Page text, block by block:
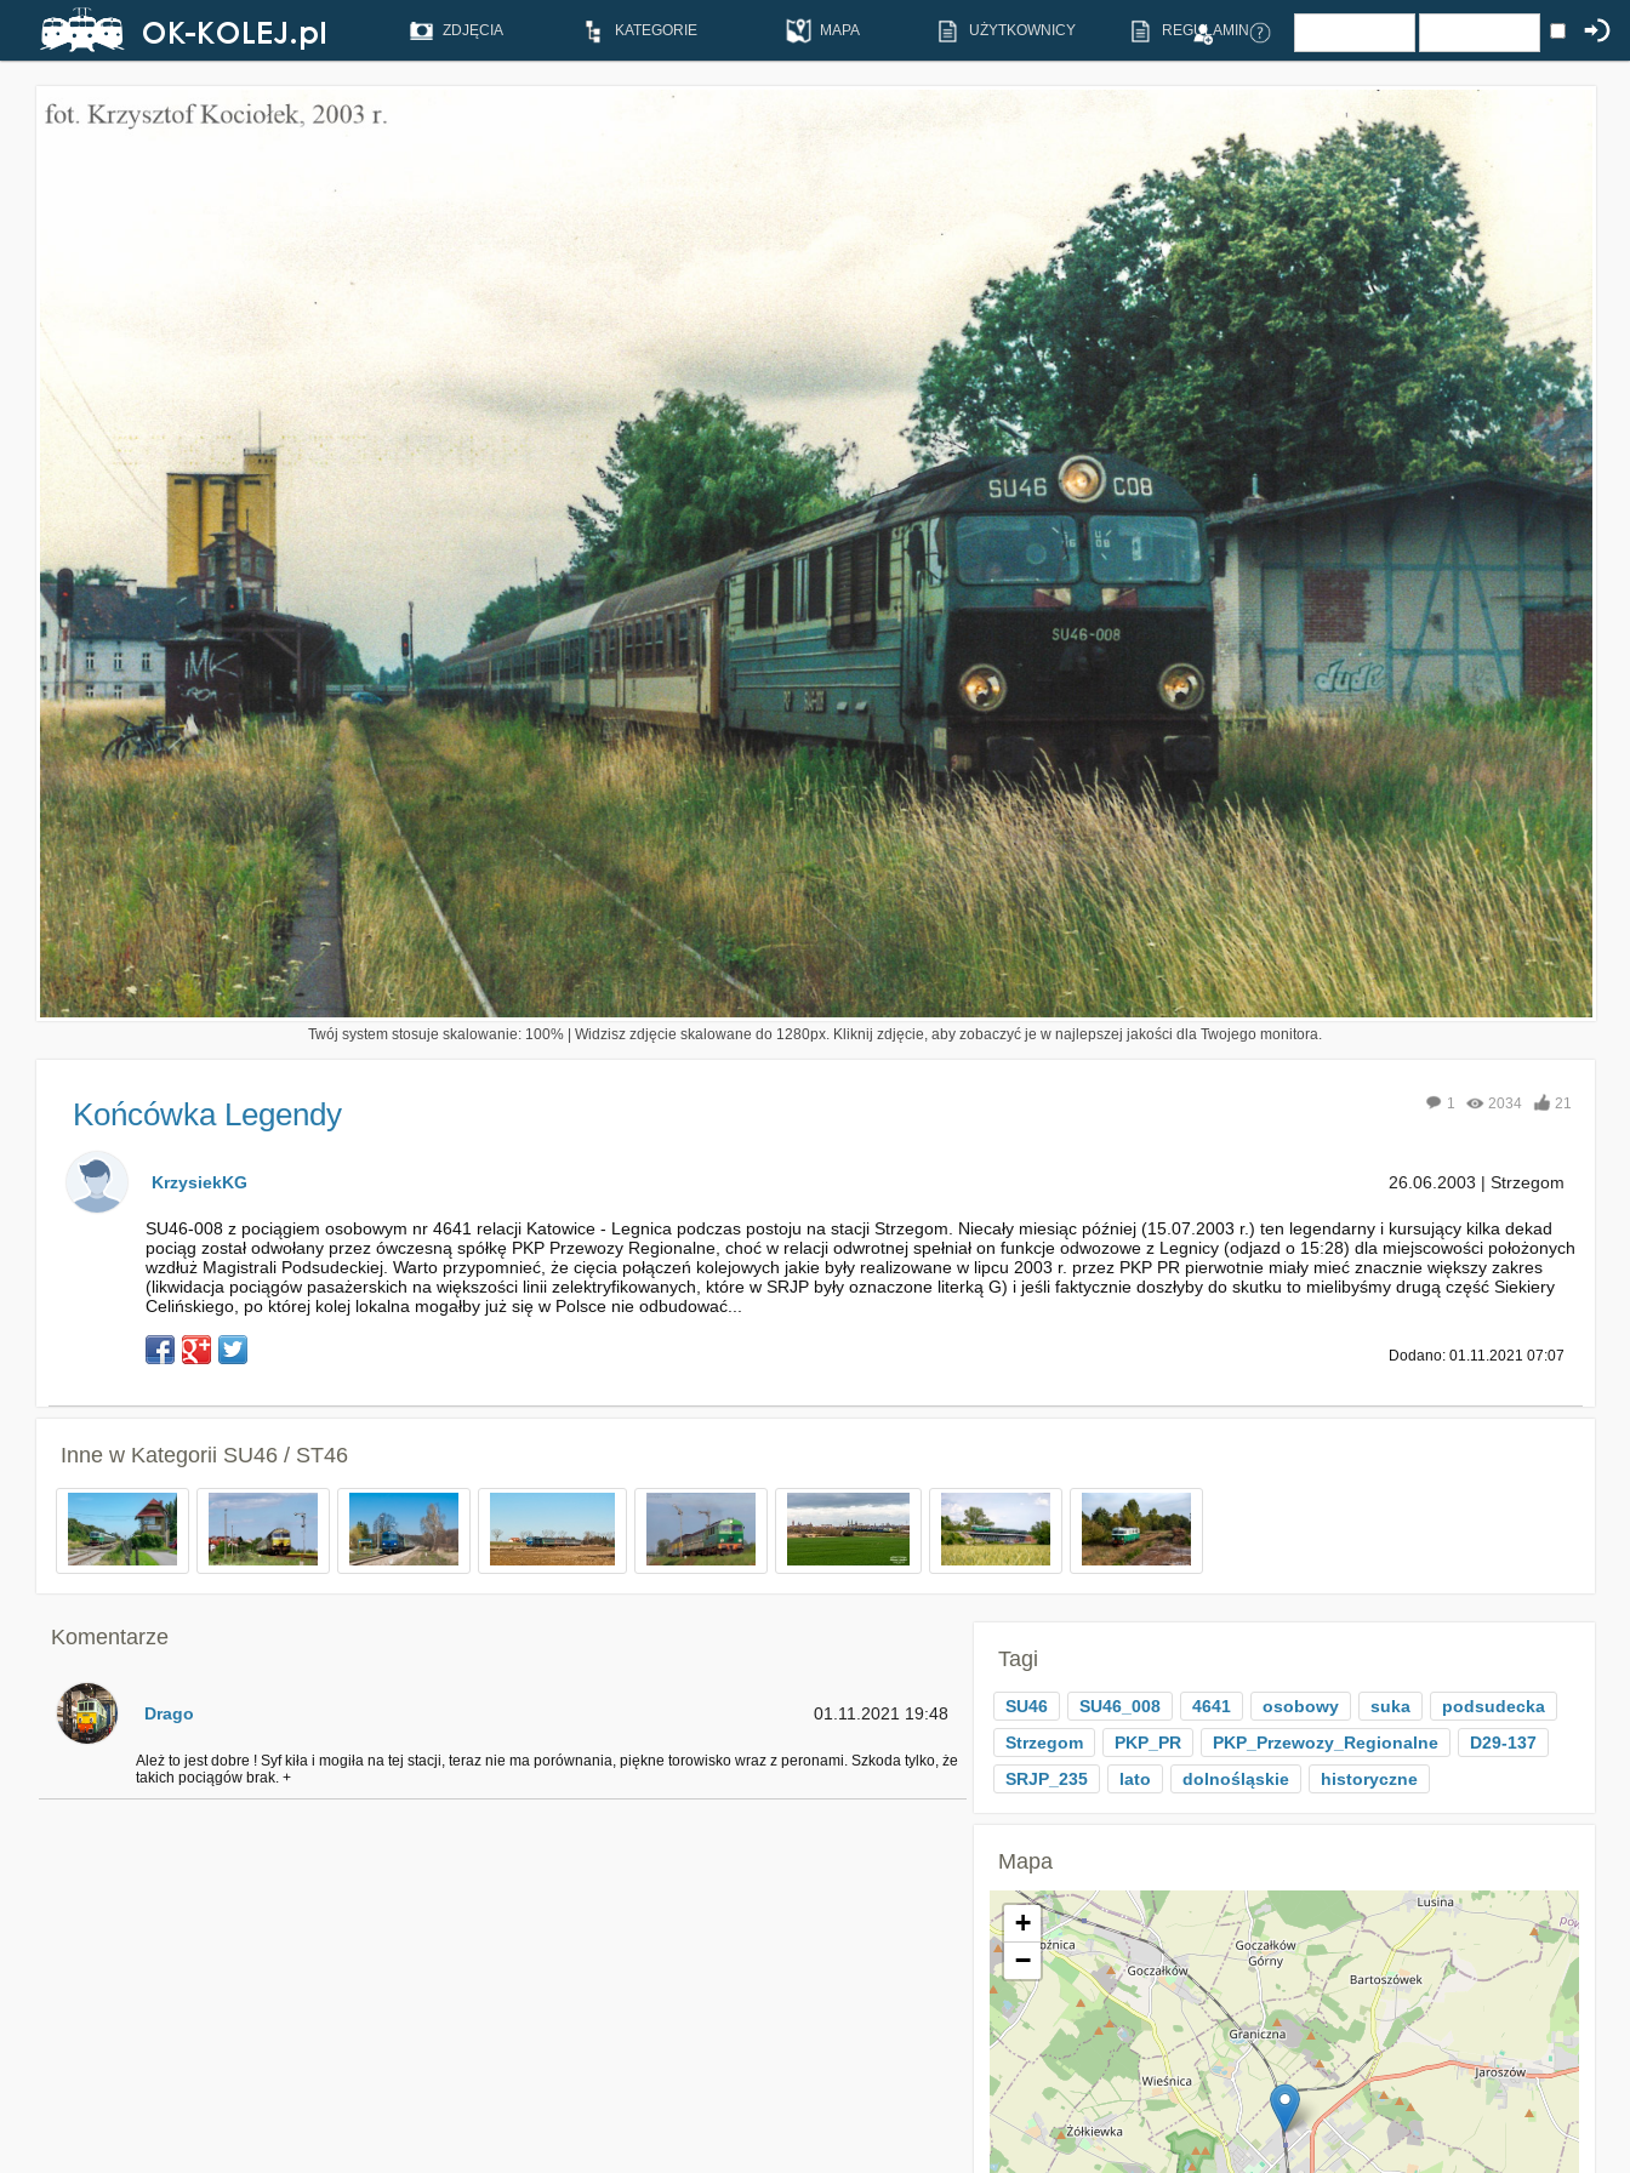
ZDJĘCIA KATEGORIE MAPA UŻYTKOWNICY REGULAMIN
Twój system stosuje skalowanie: 100% | Widzisz zdjęcie skalowane do 1280px. Kliknij zdjęcie, aby zobaczyć je w najlepszej jakości dla Twojego monitora.
Końcówka Legendy 1 2034 21
KrzysiekKG 26.06.2003 | Strzegom
SU46-008 z pociągiem osobowym nr 4641 relacji Katowice - Legnica podczas postoju na stacji Strzegom. Niecały miesiąc później (15.07.2003 r.) ten legendarny i kursujący kilka dekad
pociąg został odwołany przez ówczesną spółkę PKP Przewozy Regionalne, choć w relacji odwrotnej spełniał on funkcje odwozowe z Legnicy (odjazd o 15:28) dla miejscowości położonych
wzdłuż Magistrali Podsudeckiej. Warto przypomnieć, że cięcia połączeń kolejowych jakie były realizowane w lipcu 2003 r. przez PKP PR pierwotnie miały mieć znacznie większy zakres
(likwidacja pociągów pasażerskich na większości linii zelektryfikowanych, które w SRJP były oznaczone literką G) i jeśli faktycznie doszłyby do skutku to mielibyśmy drugą część Siekiery
Celińskiego, po której kolej lokalna mogałby już się w Polsce nie odbudować...
Dodano: 01.11.2021 07:07
Inne w Kategorii SU46 / ST46
Komentarze
Drago 01.11.2021 19:48
Ależ to jest dobre ! Syf kiła i mogiła na tej stacji, teraz nie ma porównania, piękne torowisko wraz z peronami. Szkoda tylko, że
takich pociągów brak. +
Tagi
SU46 SU46_008 4641 osobowy suka
podsudecka
Strzegom
PKP_PR PKP_Przewozy_Regionalne
D29-137
SRJP_235
lato dolnośląskie historyczne
Mapa
+
−